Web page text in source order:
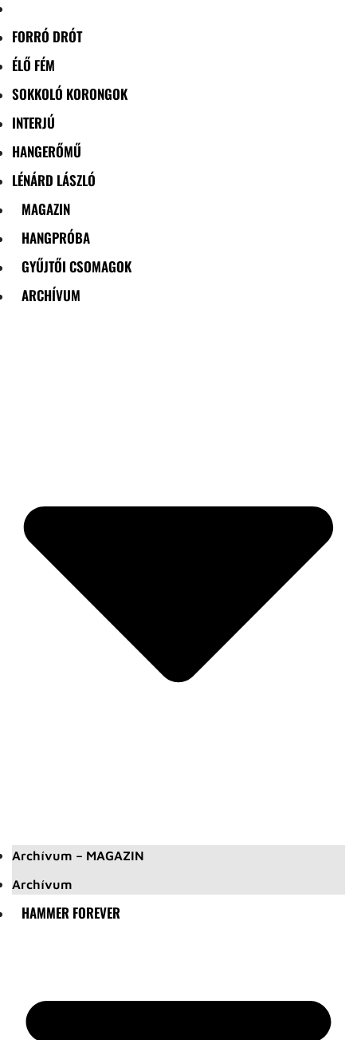
FORRÓ DRÓT
ÉLŐ FÉM
SOKKOLÓ KORONGOK
INTERJÚ
HANGERŐMŰ
LÉNÁRD LÁSZLÓ
MAGAZIN
HANGPRÓBA
GYŰJTŐI CSOMAGOK
ARCHÍVUM
Archívum – MAGAZIN
Archívum
HAMMER FOREVER